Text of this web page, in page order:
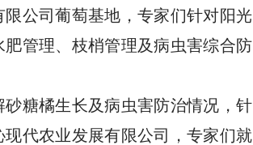
公司葡萄基地，专家们针对阳光
管理、枝梢管理及病虫害综合防
糖橘生长及病虫害防治情况，针
代农业发展有限公司，专家们就